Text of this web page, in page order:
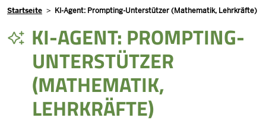
Pfadnavigation
Startseite KI-Agent: Prompting-Unterstützer (Mathematik, Lehrkräfte)
KI-AGENT: PROMPTING-
UNTERSTÜTZER
(MATHEMATIK,
LEHRKRÄFTE)